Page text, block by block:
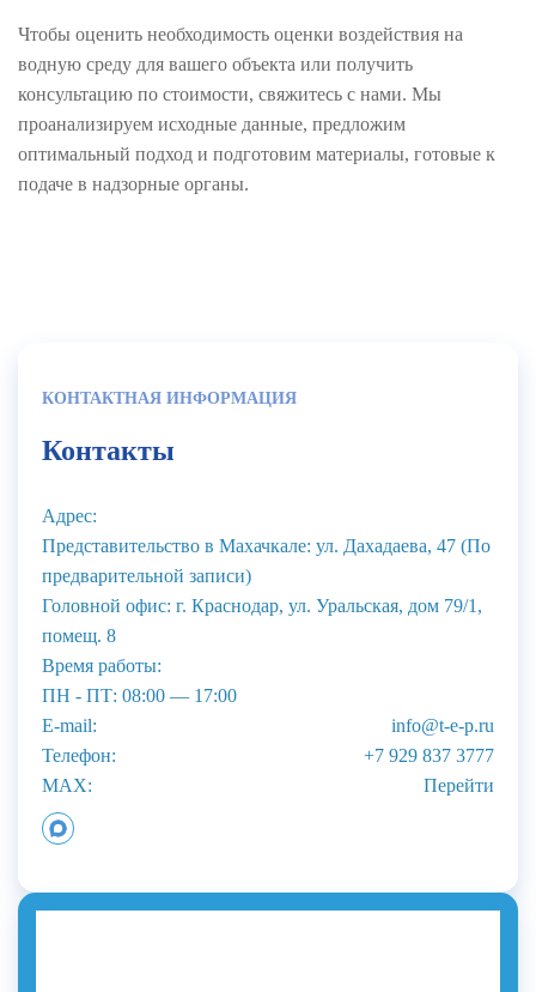
Чтобы оценить необходимость оценки воздействия на
водную среду для вашего объекта или получить
консультацию по стоимости, свяжитесь с нами. Мы
проанализируем исходные данные, предложим
оптимальный подход и подготовим материалы, готовые к
подаче в надзорные органы.
КОНТАКТНАЯ ИНФОРМАЦИЯ
Контакты
Адрес:
Представительство в Махачкале: ул. Дахадаева, 47 (По
предварительной записи)
Головной офис: г. Краснодар, ул. Уральская, дом 79/1,
помещ. 8
Время работы:
ПН - ПТ: 08:00 — 17:00
E-mail:
info@t-e-p.ru
Телефон:
+7 929 837 3777
MAX:
Перейти